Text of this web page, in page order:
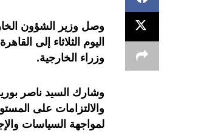
وصل وزير الشؤون
وزراء الخارجية.
وشارك السيد ناصر
والالتزامات على
لمواجهة السياسات